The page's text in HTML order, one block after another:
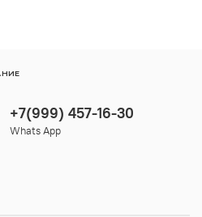
+7(999) 457-16-30
Whats App